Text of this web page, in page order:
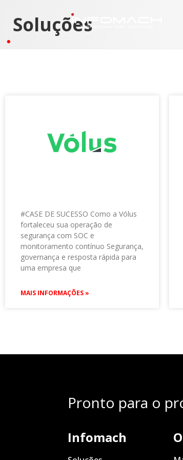
Soluções
#CASE DE SUCESSO Como a Vólus
fortaleceu sua operação de
segurança com SOC e
monitoramento contínuo Segurança,
governança e resposta rápida para
uma empresa que
MAIS INFORMAÇÕES »
Pronto para o
Infomach